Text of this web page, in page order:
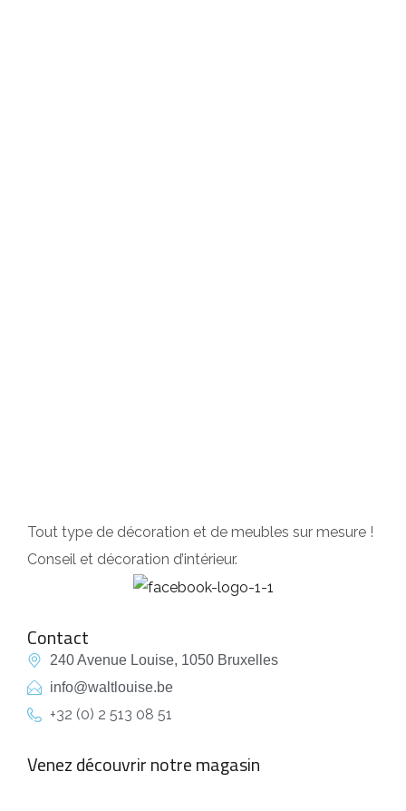
Tout type de décoration et de meubles sur mesure !
Conseil et décoration d’intérieur.
Contact
240 Avenue Louise, 1050 Bruxelles
info@waltlouise.be
+32 (0) 2 513 08 51
Venez découvrir notre magasin